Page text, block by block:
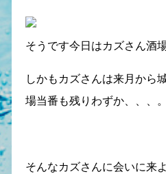
そうです今日はカズさん酒場
しかもカズさんは来月から
場当番も残りわずか、、、。
そんなカズさんに会いに来